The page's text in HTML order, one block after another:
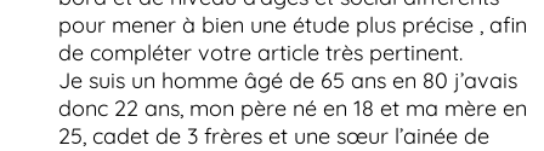
pour mener à bien une étude plus précise , afin
de compléter votre article très pertinent.
Je suis un homme âgé de 65 ans en 80 j’avais
donc 22 ans, mon père né en 18 et ma mère en
25, cadet de 3 frères et une sœur l’ainée de